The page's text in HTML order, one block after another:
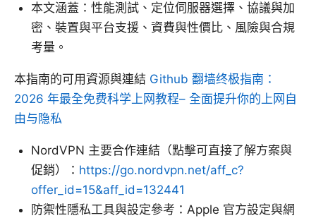
本文涵蓋：性能測試、定位伺服器選擇、協議與加
密、裝置與平台支援、資費與性價比、風險與合規
考量。
本指南的可用資源與連結 Github 翻墙终极指南：
2026 年最全免费科学上网教程– 全面提升你的上网自
由与隐私
NordVPN 主要合作連結（點擊可直接了解方案與
促銷）： https://go.nordvpn.net/aff_c?
offer_id=15&aff_id=132441
防禦性隱私工具與設定參考：Apple 官方設定與網